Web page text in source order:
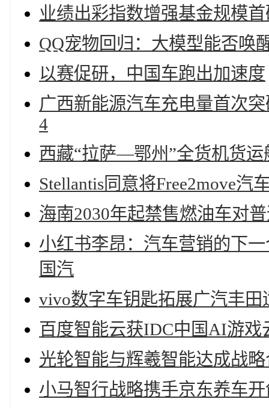
业绩出彩指数增强基金规模
QQ宠物回归：大模型能否唤
以赛促研，中国车跑出加速度
广西新能源汽车充电量首次
4
西藏“拉萨—鄂州”全货机货
Stellantis同意将Free2move汽
海南2030年起禁售燃油车对
小红书李昂：汽车营销的下
国汽
vivo数字车钥匙拓展广汽丰
百度智能云获IDC中国AI游
光轮智能与辉羲智能达成战
小马智行战略携手京东养车